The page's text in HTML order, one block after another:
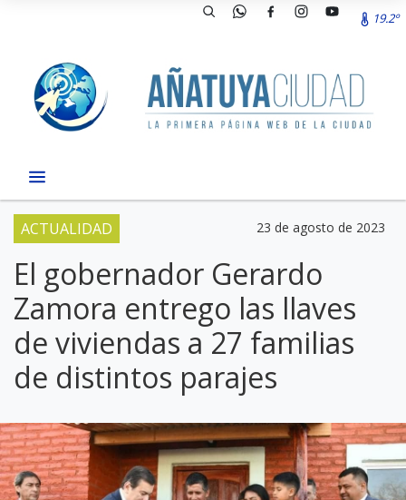
19.2º
ACTUALIDAD 23 de agosto de 2023
El gobernador Gerardo
Zamora entrego las llaves
de viviendas a 27 familias
de distintos parajes